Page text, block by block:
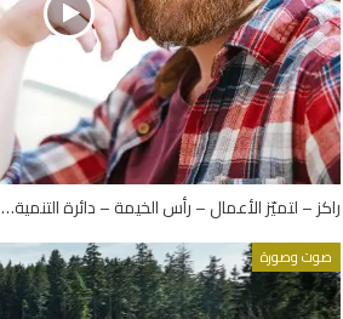
راكز – لتميّز الأعمال – رأس الخيمة – دائرة التنمية…
صوت وصورة